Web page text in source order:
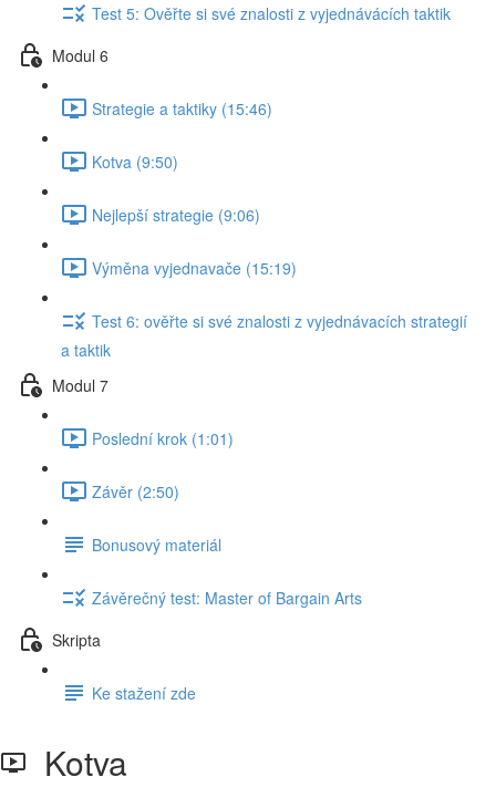
Test 5: Ověřte si své znalosti z vyjednávácích taktik
Modul 6
Strategie a taktiky (15:46)
Kotva (9:50)
Nejlepší strategie (9:06)
Výměna vyjednavače (15:19)
Test 6: ověřte si své znalosti z vyjednávacích strategií
a taktik
Modul 7
Poslední krok (1:01)
Závěr (2:50)
Bonusový materiál
Závěrečný test: Master of Bargain Arts
Skripta
Ke stažení zde
Kotva